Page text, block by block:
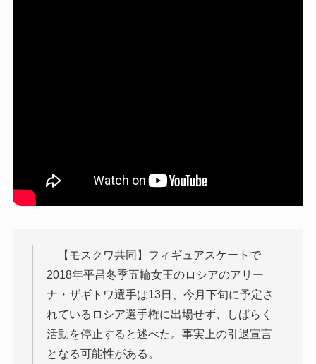
【モスクワ共同】フィギュアスケートで
2018年平昌冬季五輪女王のロシアのアリー
ナ・ザギトワ選手は13日、今月下旬に予定さ
れているロシア選手権に出場せず、しばらく
活動を停止すると述べた。事実上の引退宣言
となる可能性がある。